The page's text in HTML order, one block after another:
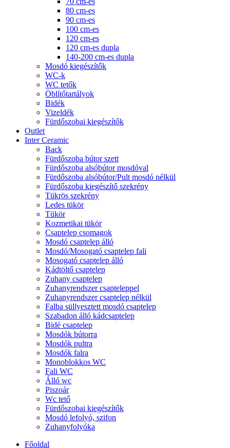
80 cm-es
90 cm-es
100 cm-es
120 cm-es
120 cm-es dupla
140-200 cm-es dupla
Mosdó kiegészítők
WC-k
WC tetők
Öblítőtartályok
Bidék
Vizeldék
Fürdőszobai kiegészítők
Outlet
Inter Ceramic
Back
Fürdőszoba bútor szett
Fürdőszoba alsóbútor mosdóval
Fürdőszoba alsóbútor/Pult mosdó nélkül
Fürdőszoba kiegészítő szekrény
Tükrös szekrény
Ledes tükör
Tükör
Kozmetikai tükör
Csaptelep csomagok
Mosdó csaptelep álló
Mosdó/Mosogató csaptelep fali
Mosogató csaptelep álló
Kádtöltő csaptelep
Zuhany csaptelep
Zuhanyrendszer csapteleppel
Zuhanyrendszer csaptelep nélkül
Falba süllyesztett mosdó csaptelep
Szabadon álló kádcsaptelep
Bidé csaptelep
Mosdók bútorra
Mosdók pultra
Mosdók falra
Monoblokkos WC
Fali WC
Álló wc
Piszoár
Wc tető
Fürdőszobai kiegészítők
Mosdó lefolyó, szifon
Zuhanyfolyóka
Főoldal